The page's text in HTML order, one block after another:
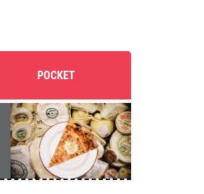
POCKET